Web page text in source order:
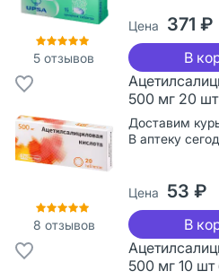
5 отзывов
Цена 371 ₽
В
8 отзывов
500 мг 20 шт
Доставим
В аптеку
Цена 53 ₽
В
500 мг 10 шт